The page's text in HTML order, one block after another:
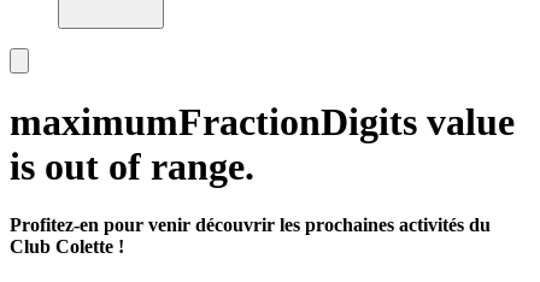
maximumFractionDigits value
is out of range.
Profitez-en pour venir découvrir les prochaines activités du
Club Colette !